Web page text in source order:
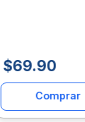
$69.90
Comprar